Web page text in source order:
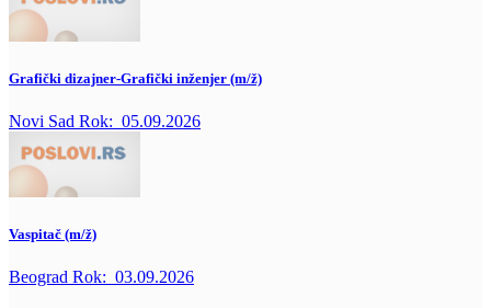
Grafički dizajner-Grafički inženjer (m/ž)
Novi Sad Rok: 05.09.2026
Vaspitač (m/ž)
Beograd Rok: 03.09.2026